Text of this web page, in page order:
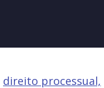
direito processual,